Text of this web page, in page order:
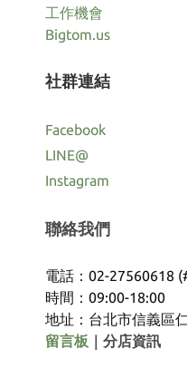
工作機會
Bigtom.us
社群連結
Facebook
LINE@
Instagram
聯絡我們
電話：02-27560618
時間：09:00-18:00
地址：台北市信義區
留言板 ｜ 分店資訊